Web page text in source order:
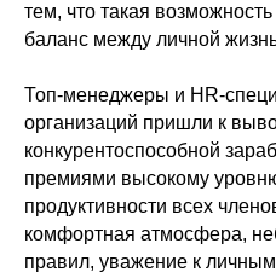
тем, что такая
баланс между личной
Топ-менеджеры и HR-
организаций пришли к
конкурентоспособной
премиями высокому
продуктивности всех
комфортная атмосфера,
правил, уважение к